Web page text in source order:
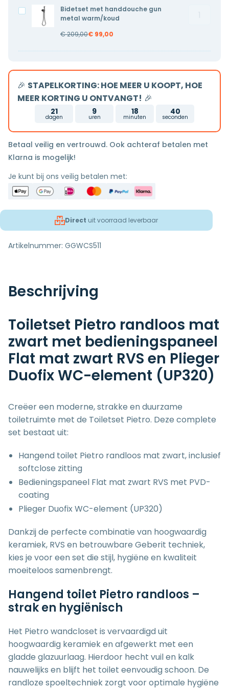
metal
koud
Bidetset
met
handdouche
gun
Bidetset met handdouche gun
metal warm/koud
gun
warm/
aantal
€209,00€ 99,00
🎉 STAPELKORTING: HOE MEER U KOOPT, HOE
MEER KORTING U ONTVANGT! 🎉
21
dagen
9
uren
18
minuten
39
seconden
Betaal veilig en vertrouwd. Ook achteraf betalen met
Klarna is mogelijk!
Je kunt bij ons veilig betalen met:
Direct uit voorraad leverbaar
Artikelnummer: GGWCS511
Beschrijving
Toiletset Pietro randloos mat
zwart met bedieningspaneel
Flat mat zwart RVS en Plieger
Duofix WC-element (UP320)
Creëer een moderne, strakke en duurzame
toiletruimte met de Toiletset Pietro. Deze complete
set bestaat uit:
Hangend toilet Pietro randloos mat zwart, inclusief
softclose zitting
Bedieningspaneel Flat mat zwart RVS met PVD-
coating
Plieger Duofix WC-element (UP320)
Dankzij de perfecte combinatie van hoogwaardig
keramiek, RVS en betrouwbare Geberit techniek,
kies je voor een set die stijl, hygiëne en kwaliteit
moeiteloos samenbrengt.
Hangend toilet Pietro randloos –
strak en hygiënisch
Het Pietro wandcloset is vervaardigd uit
hoogwaardig keramiek en afgewerkt met een
gladde glazuurlaag. Hierdoor hecht vuil en kalk
nauwelijks en blijft het toilet eenvoudig schoon. De
randloze spoeltechniek zorgt voor optimale hygiëne